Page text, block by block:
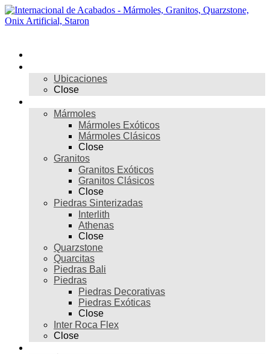
Skip
to
Ubicaciones
Close
Mármoles
Mármoles Exóticos
Mármoles Clásicos
Close
Granitos
Granitos Exóticos
Granitos Clásicos
Close
Piedras Sinterizadas
Interlith
Athenas
Close
Quarzstone
Quarcitas
Piedras Bali
Piedras
Piedras Decorativas
Piedras Exóticas
Close
Inter Roca Flex
Close